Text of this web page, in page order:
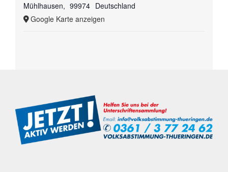
Mühlhausen, 99974 Deutschland
Google Karte anzeigen